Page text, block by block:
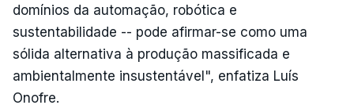
domínios da automação, robótica e
sustentabilidade -- pode afirmar-se como uma
sólida alternativa à produção massificada e
ambientalmente insustentável", enfatiza Luís
Onofre.